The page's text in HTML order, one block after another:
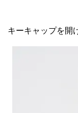
キーキャップを開